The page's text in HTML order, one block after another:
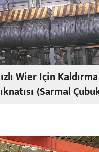
Wier Için Kaldırma
(Sarmal